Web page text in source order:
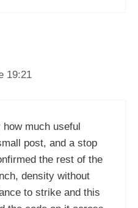
19:21
much useful
post, and a stop
the rest of the
density without
to strike and this